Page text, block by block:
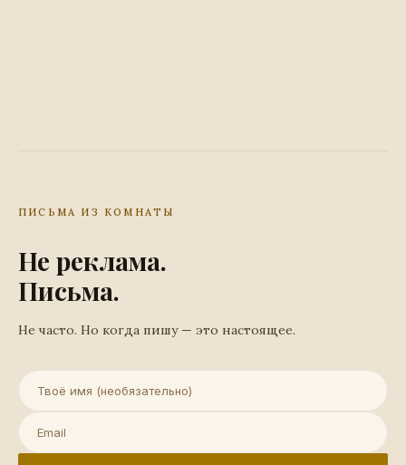
ПИСЬМА ИЗ КОМНАТЫ
Не реклама.
Письма.
Не часто. Но когда пишу — это настоящее.